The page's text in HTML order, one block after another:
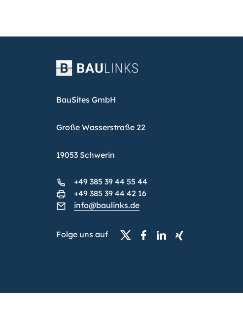
BauSites GmbH
Große Wasserstraße 22
19053 Schwerin
+49 385 39 44 55 44
+49 385 39 44 42 16
info@baulinks.de
Folge uns auf